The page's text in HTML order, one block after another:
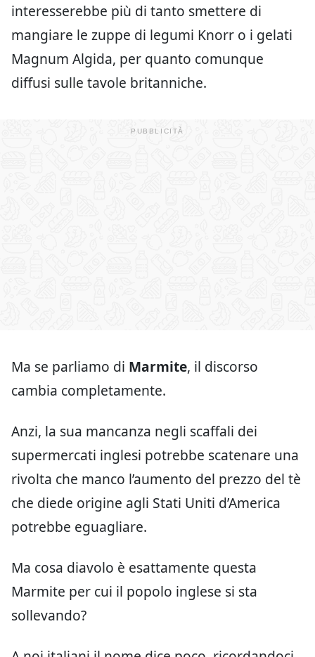
interesserebbe più di tanto smettere di
mangiare le zuppe di legumi Knorr o i gelati
Magnum Algida, per quanto comunque
diffusi sulle tavole britanniche.
Ma se parliamo di Marmite, il discorso
cambia completamente.
Anzi, la sua mancanza negli scaffali dei
supermercati inglesi potrebbe scatenare una
rivolta che manco l’aumento del prezzo del tè
che diede origine agli Stati Uniti d’America
potrebbe eguagliare.
Ma cosa diavolo è esattamente questa
Marmite per cui il popolo inglese si sta
sollevando?